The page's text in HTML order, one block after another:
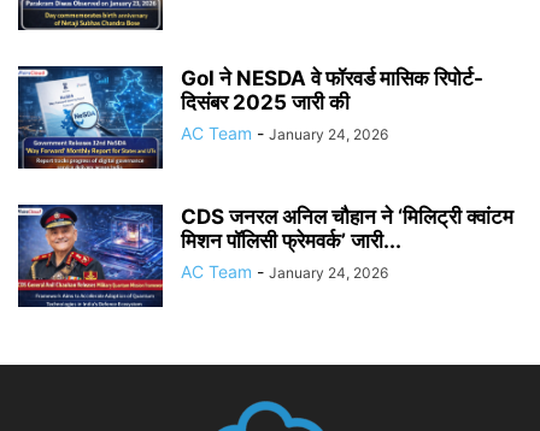
GoI ने NESDA वे फॉरवर्ड मासिक रिपोर्ट-
दिसंबर 2025 जारी की
AC Team - January 24, 2026
CDS जनरल अनिल चौहान ने ‘मिलिट्री क्वांटम
मिशन पॉलिसी फ्रेमवर्क’ जारी...
AC Team - January 24, 2026